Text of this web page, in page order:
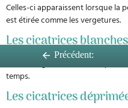
Précédent:
Celles-ci apparaissent lorsque la
est étirée comme les vergetures.
Les cicatrices blanches
Elles sont généralement les plus
temps.
Les cicatrices